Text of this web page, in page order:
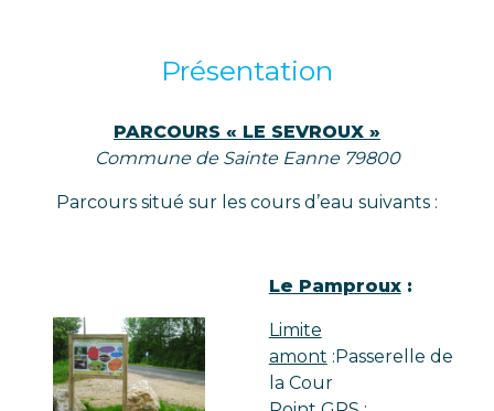
Présentation
PARCOURS « LE SEVROUX »
Commune de Sainte Eanne 79800
Parcours situé sur les cours d’eau suivants :
Le Pamproux:
Limite
amont :Passerelle de
la Cour